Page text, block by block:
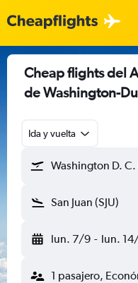
Cheap flights del
de Washington-
Ida y vuelta
Washington D. C.
San Juan (SJU)
lun. 7/9 - lun.
1 pasajero,